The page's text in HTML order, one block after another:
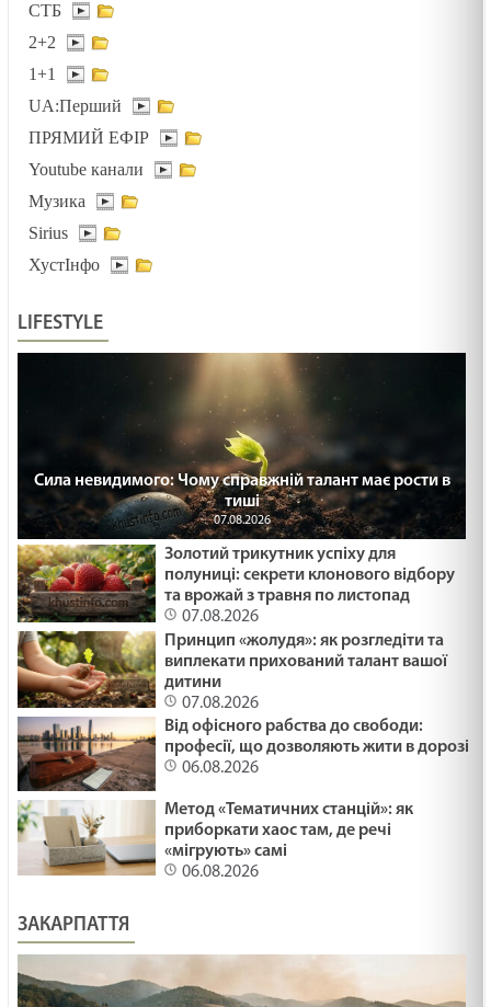
СТБ
2+2
1+1
UA:Перший
ПРЯМИЙ ЕФІР
Youtube канали
Музика
Sirius
ХустІнфо
LIFESTYLE
Сила невидимого: Чому справжній талант має рости в
тиші
07.08.2026
Золотий трикутник успіху для
полуниці: секрети клонового відбору
та врожай з травня по листопад
07.08.2026
Принцип «жолудя»: як розгледіти та
виплекати прихований талант вашої
дитини
07.08.2026
Від офісного рабства до свободи:
професії, що дозволяють жити в дорозі
06.08.2026
Метод «Тематичних станцій»: як
приборкати хаос там, де речі
«мігрують» самі
06.08.2026
ЗАКАРПАТТЯ